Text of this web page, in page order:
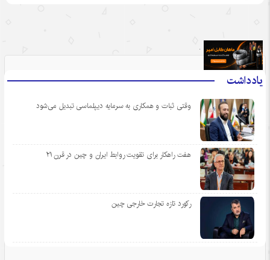
یادداشت
وقتی ثبات و همکاری به سرمایه دیپلماسی تبدیل می‌شود
هفت راهکار برای تقویت روابط ایران و چین در قرن ۲۱
رکورد تازه تجارت خارجی چین
.